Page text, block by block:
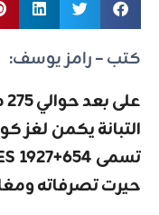
كتب – رامز يوسف:
التبانة يكمن لغز
حيرت تصرفاته